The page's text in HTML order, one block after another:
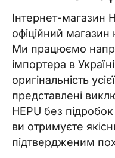
Інтернет-магазин
офіційний
Ми працюємо
імпортера в
оригінальність
представлені
HEPU без
ви отримуєте
підтвердженим